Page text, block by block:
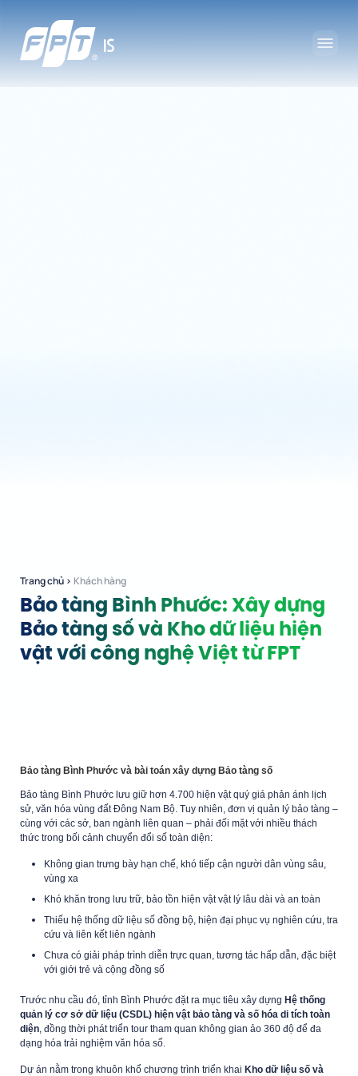
Trang chủ › Khách hàng
Bảo tàng Bình Phước: Xây dựng
Bảo tàng số và Kho dữ liệu hiện
vật với công nghệ Việt từ FPT
Bảo tàng Bình Phước và bài toán xây dựng Bảo tàng số
Bảo tàng Bình Phước lưu giữ hơn 4.700 hiện vật quý giá phản ánh lịch
sử, văn hóa vùng đất Đông Nam Bộ. Tuy nhiên, đơn vị quản lý bảo tàng –
cùng với các sở, ban ngành liên quan – phải đối mặt với nhiều thách
thức trong bối cảnh chuyển đổi số toàn diện:
Không gian trưng bày hạn chế, khó tiếp cận người dân vùng sâu,
vùng xa
Khó khăn trong lưu trữ, bảo tồn hiện vật vật lý lâu dài và an toàn
Thiếu hệ thống dữ liệu số đồng bộ, hiện đại phục vụ nghiên cứu, tra
cứu và liên kết liên ngành
Chưa có giải pháp trình diễn trực quan, tương tác hấp dẫn, đặc biệt
với giới trẻ và cộng đồng số
Trước nhu cầu đó, tỉnh Bình Phước đặt ra mục tiêu xây dựng Hệ thống
quản lý cơ sở dữ liệu (CSDL) hiện vật bảo tàng và số hóa di tích toàn
diện, đồng thời phát triển tour tham quan không gian ảo 360 độ để đa
dạng hóa trải nghiệm văn hóa số.
Dự án nằm trong khuôn khổ chương trình triển khai Kho dữ liệu số và